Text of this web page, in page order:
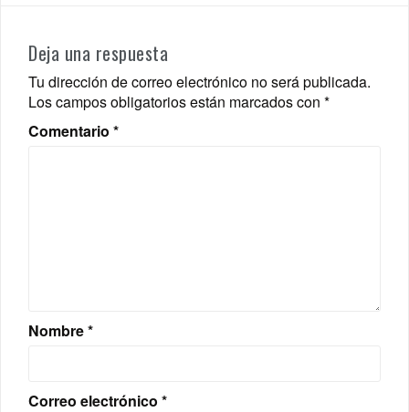
Deja una respuesta
Tu dirección de correo electrónico no será publicada.
Los campos obligatorios están marcados con *
Comentario *
Nombre*
Correo electrónico *